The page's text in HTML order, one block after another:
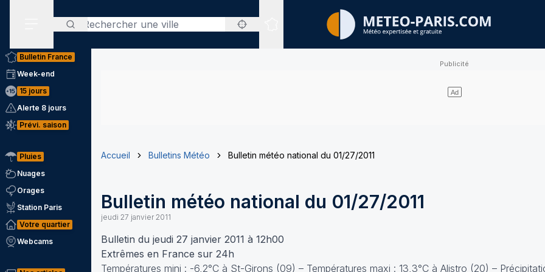
Rechercher
Sites expertisés
Bulletin France
Week-end
15 jours
Alerte 8 jours
Prévi. saison
Pluies
Nuages
Orages
Station Paris
Votre quartier
Webcams
Accueil Bulletins Météo Bulletin météo national du 01/27/2011
Bulletin météo national du 01/27/2011
jeudi 27 janvier 2011
Bulletin du jeudi 27 janvier 2011 à 12h00
Extrêmes en France sur 24h
Températures mini : -6,2°C à St-Girons (09) – Températures maxi : 13,3°C à Alistro (20) –